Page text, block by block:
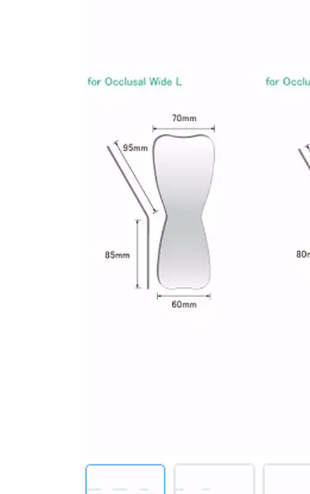
ảnh
Mirror
YDM